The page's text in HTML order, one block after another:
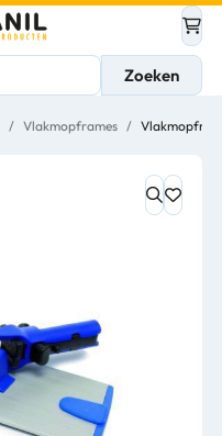
Zoeken
/ Vlakmopframes /